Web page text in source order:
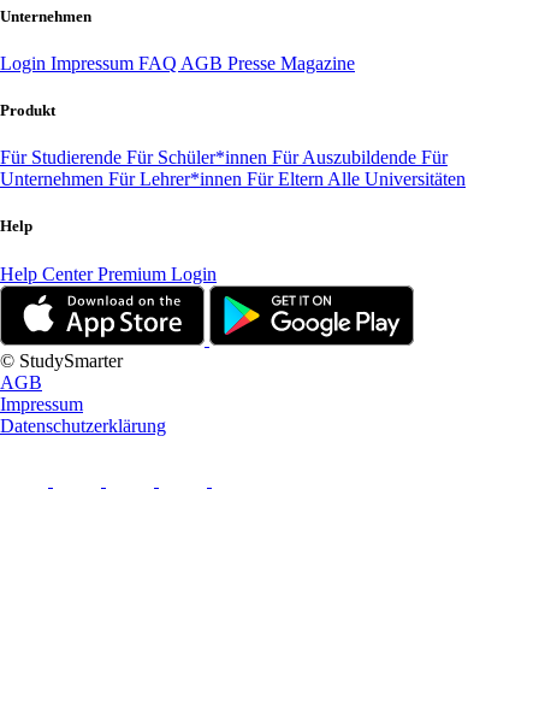
Unternehmen
Login Impressum FAQ AGB Presse Magazine
Produkt
Für Studierende Für Schüler*innen Für Auszubildende Für
Unternehmen Für Lehrer*innen Für Eltern Alle Universitäten
Help
Help CenterPremium Login
© StudySmarter
AGB
Impressum
Datenschutzerklärung